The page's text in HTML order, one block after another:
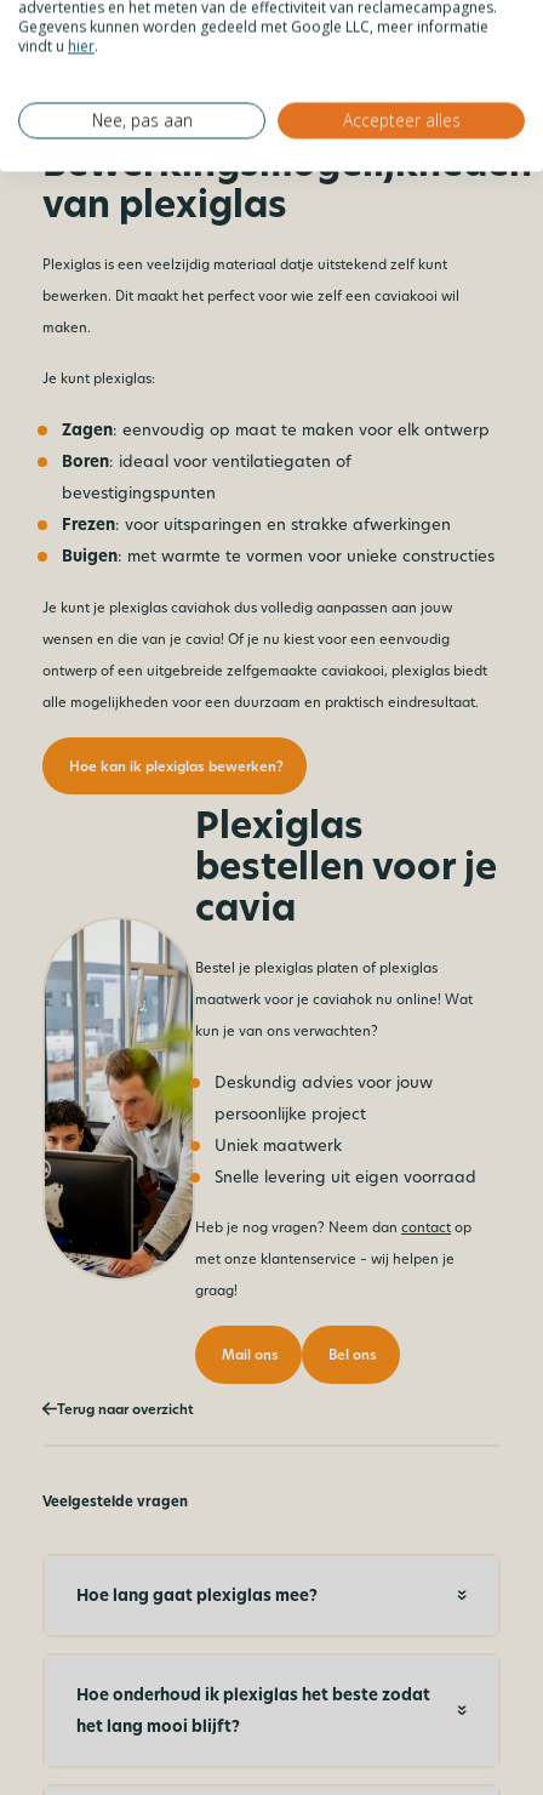
grotere hokken of een caviahok buiten kunststof. Combineer indien
nodig verschillende montagemethoden voor het beste resultaat.
Hoe kan ik plexiglas bevestigen?
Bewerkingsmogelijkheden
van plexiglas
Plexiglas is een veelzijdig materiaal datje uitstekend zelf kunt
bewerken. Dit maakt het perfect voor wie zelf een caviakooi wil
maken.
Je kunt plexiglas:
Zagen: eenvoudig op maat te maken voor elk ontwerp
Boren: ideaal voor ventilatiegaten of
bevestigingspunten
Frezen: voor uitsparingen en strakke afwerkingen
Buigen: met warmte te vormen voor unieke constructies
Je kunt je plexiglas caviahok dus volledig aanpassen aan jouw
wensen en die van je cavia! Of je nu kiest voor een eenvoudig
ontwerp of een uitgebreide zelfgemaakte caviakooi, plexiglas biedt
alle mogelijkheden voor een duurzaam en praktisch eindresultaat.
Hoe kan ik plexiglas bewerken?
Plexiglas
bestellen voor je
cavia
Bestel je plexiglas platen of plexiglas
maatwerk voor je caviahok nu online! Wat
kun je van ons verwachten?
Deskundig advies voor jouw
persoonlijke project
Uniek maatwerk
Snelle levering uit eigen voorraad
Heb je nog vragen? Neem dancontact op
met onze klantenservice – wij helpen je
graag!
Mail ons Bel ons
Terug naar overzicht
Veelgestelde vragen
Hoe lang gaat plexiglas mee?
Hoe onderhoud ik plexiglas het beste zodat
het lang mooi blijft?
advertenties en het meten van de effectiviteit van reclamecampagnes.
Gegevens kunnen worden gedeeld met Google LLC, meer informatie
vindt u hier.
Nee, pas aan Accepteer alles